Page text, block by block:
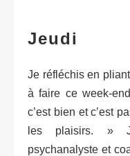
Jeudi
Je réfléchis en
à faire ce week-
c’est bien et c’est
les plaisirs. »
psychanalyste et